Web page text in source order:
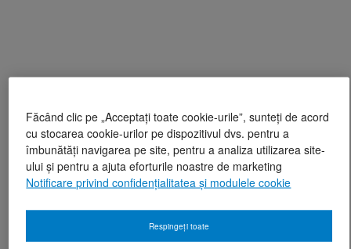
Făcând clic pe „Acceptați toate cookie-urile”, sunteți de acord
cu stocarea cookie-urilor pe dispozitivul dvs. pentru a
îmbunătăți navigarea pe site, pentru a analiza utilizarea site-
ului și pentru a ajuta eforturile noastre de marketing
Notificare privind confidențialitatea și modulele cookie
Respingeți toate